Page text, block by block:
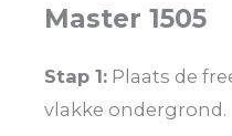
Master 1505
Stap 1: Plaats de
vlakke ondergrond.